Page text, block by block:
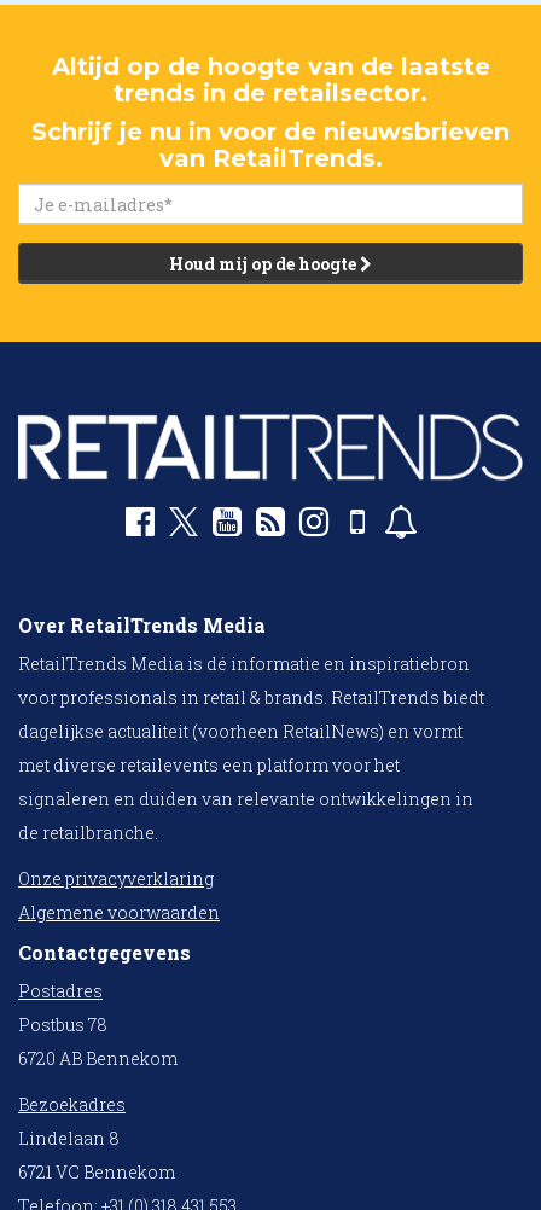
Altijd op de hoogte van de laatste
trends in de retailsector.
Schrijf je nu in voor de nieuwsbrieven
van RetailTrends.
Houd mij op de hoogte
Over RetailTrends Media
RetailTrends Media is dé informatie en inspiratiebron
voor professionals in retail & brands. RetailTrends biedt
dagelijkse actualiteit (voorheen RetailNews) en vormt
met diverse retailevents een platform voor het
signaleren en duiden van relevante ontwikkelingen in
de retailbranche.
Onze privacyverklaring
Algemene voorwaarden
Contactgegevens
Postadres
Postbus 78
6720 AB Bennekom
Bezoekadres
Lindelaan 8
6721 VC Bennekom